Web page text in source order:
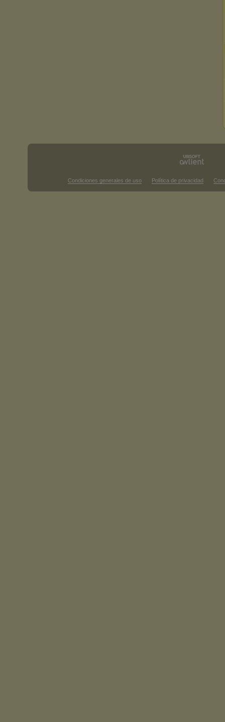
Condiciones generales de uso Política de privacidad